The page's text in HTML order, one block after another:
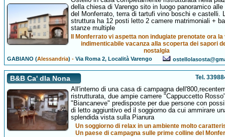
della chiesa di Varengo sito in luogo panoramico alle
del Monferrato, terra di tartufi vino boschi e castelli.
struttura ha 12 posti letto 2 camere matrimoniali +
stanze multiple
Il Monferrato vi aspetta non indugiate prenotate ora
indimenticabile vacanza alla scoperta dei sapori
nostalgia
GABIANO (Alessandria) -Via Roma 2, Località Varengo
B&B Ca' dla Nona Tel.
All'interno di una casa di campagna
ristrutturata, due ampie camere "Cappuccetto
"Biancaneve" predisposte per due persone con
di letto aggiuntivo ed il soggiorno da cui ammirare
splendida vista sulla Pianura
Un soggiorno di relax in un ambiente molto
Un paese di campagna sulle prime colline del